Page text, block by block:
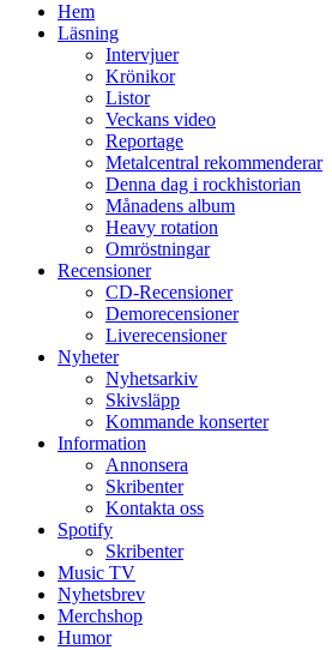
Hem
Läsning
Intervjuer
Krönikor
Listor
Veckans video
Reportage
Metalcentral rekommenderar
Denna dag i rockhistorian
Månadens album
Heavy rotation
Omröstningar
Recensioner
CD-Recensioner
Demorecensioner
Liverecensioner
Nyheter
Nyhetsarkiv
Skivsläpp
Kommande konserter
Information
Annonsera
Skribenter
Kontakta oss
Spotify
Skribenter
Music TV
Nyhetsbrev
Merchshop
Humor